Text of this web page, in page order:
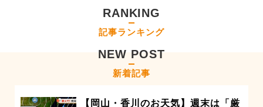
RANKING
記事ランキング
NEW POST
新着記事
【岡山・香川のお天気】週末は「厳